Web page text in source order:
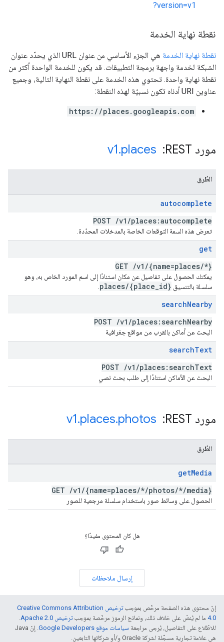
?version=v1
نقطة نهاية الخدمة
نقطة نهاية الخدمة
هي الجزء الأساسي من عنوان URL الذي يحدّد عنوان
الشبكة لخدمة واجهة برمجة التطبيقات. قد يكون للخدمة الواحدة أكثر من
نقطة نهاية واحدة. تحتوي هذه الخدمة على نقطة النهاية التالية، وجميع
عناوين URI أدناه تكون نسبيّة لهذه النقطة:
https://places.googleapis.com
مورد REST: ‏ v1.places
الطُرق
autocomplete
POST /v1 /places:autocomplete
تعرض هذه السمة التوقعات الخاصة بالمدخلات المحدّدة.
get
GET /v1 /{name=places/*}
يمكنك الحصول على تفاصيل عن مكان استنادًا إلى اسم المورد الخاص به، وهو
سلسلة بالتنسيق
places/{place id}
searchNearby
POST /v1 /places:searchNearby
البحث عن أماكن بالقرب من مواقع جغرافية
searchText
POST /v1 /places:searchText
البحث عن الأماكن استنادًا إلى طلب بحث نصي
مورد REST: ‏ v1.places.photos
الطُرق
getMedia
GET /v1 /{name=places/*/photos/*/media}
الحصول على وسائط صور باستخدام سلسلة مرجعية للصور
هل كان المحتوى مفيدًا؟
إرسال ملاحظات
إنّ محتوى هذه الصفحة مرخّص بموجب
ترخيص Creative Commons Attribution
4.0‏ ما لم يُنصّ على خلاف ذلك، ونماذج الرموز مرخّصة بموجبترخيص Apache 2.0‏
.
للاطّلاع على التفاصيل، يُرجى مراجعة سياسات موقع Google Developers‏
. إنّ Java
هي علامة تجارية مسجَّلة لشركة Oracle و/أو شركائها التابعين.